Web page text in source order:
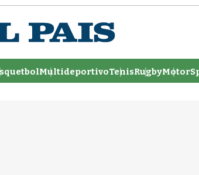
MultideportivoTenisRugby